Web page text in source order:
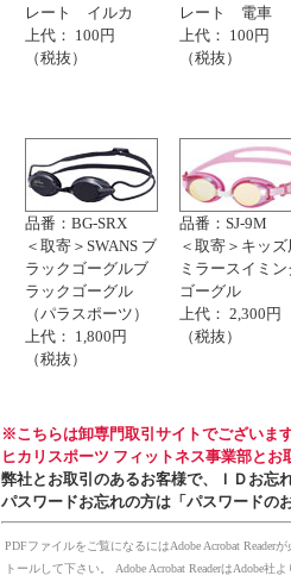
レート イルカ
上代： 100円
（税抜）
レート 電車
上代： 100円
（税抜）
品番：BG-SRX
＜取寄＞SWANS ブ
ラックゴーグルブ
ラックゴーグル
（パラスポーツ）
上代： 1,800円
（税抜）
品番：SJ-9M
＜取寄＞キッズ
ミラースイミン
ゴーグル
上代： 2,300円
（税抜）
※こちらは卸専門取引サイトでございま
ヒカリスポーツ フィットネス事業部と
弊社とお取引のあるお客様で、ＩＤお忘
パスワードお忘れの方は「パスワードの
PDFファイルをご覧になるにはAdobe Acrobat Reader
トールして下さい。 Adobe Acrobat ReaderはAdobe